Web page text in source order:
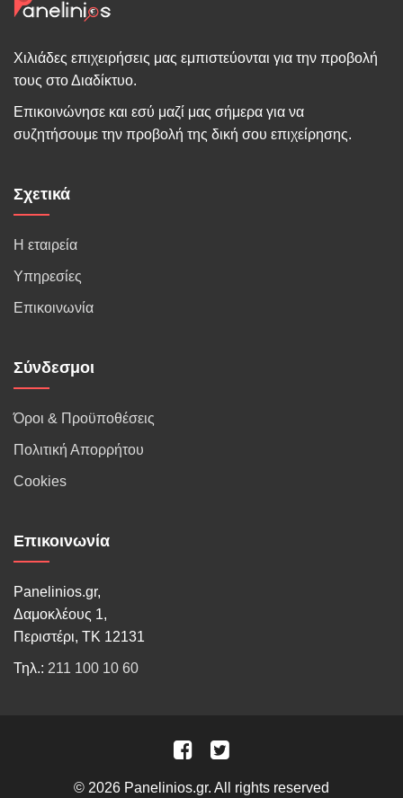
Χιλιάδες επιχειρήσεις μας εμπιστεύονται για την προβολή
τους στο Διαδίκτυο.
Επικοινώνησε και εσύ μαζί μας σήμερα για να
συζητήσουμε την προβολή της δική σου επιχείρησης.
Σχετικά
Η εταιρεία
Υπηρεσίες
Επικοινωνία
Σύνδεσμοι
Όροι & Προϋποθέσεις
Πολιτική Απορρήτου
Cookies
Επικοινωνία
Panelinios.gr,
Δαμοκλέους 1,
Περιστέρι, ΤΚ 12131
Τηλ.: 211 100 10 60
© 2026 Panelinios.gr. All rights reserved